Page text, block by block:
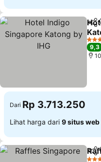
5
9,3
Dari Rp 3.713.250
Lihat harga dari 9 situs web